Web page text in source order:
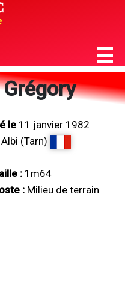
Grégory
le 11 janvier 1982
(Tarn)
: 1m64
: Milieu de terrain